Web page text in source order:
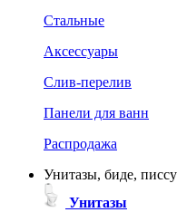
Стальные
Аксессуары
Слив-перелив
Панели для ванн
Распродажа
Унитазы, биде,
Унитазы